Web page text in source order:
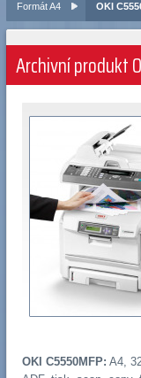
Formát A4 OKI
Archivní produkt
OKI C5550MFP: A4,